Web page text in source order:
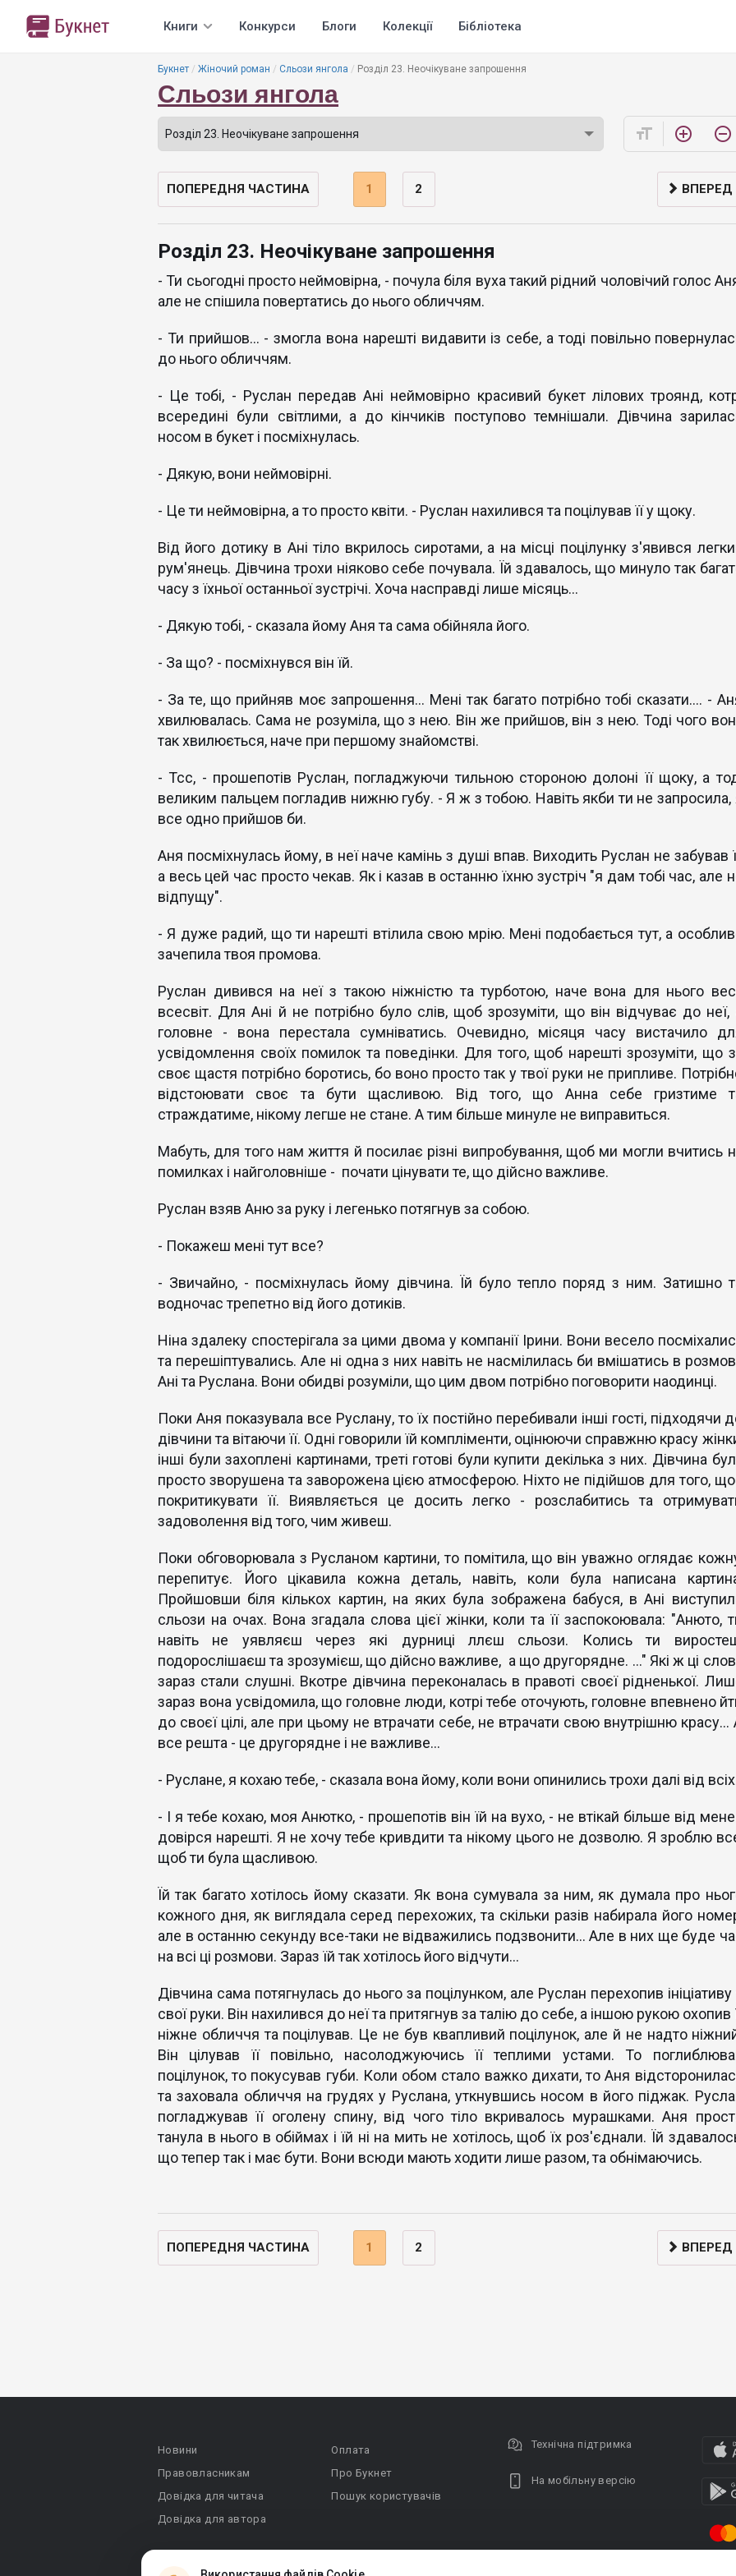
Книги Конкурси Блоги Колекції Бібліотека
Букнет Жіночий роман Сльози янгола Розділ 23. Неочікуване запрошення
Сльози янгола
format_size add_circle_outline remove_circle_outline
ПОПЕРЕДНЯ ЧАСТИНА 1 2 ВПЕРЕД
Розділ 23. Неочікуване запрошення
- Ти сьогодні просто неймовірна, - почула біля вуха такий рідний чоловічий голос
але не спішила повертатись до нього обличчям.
- Ти прийшов... - змогла вона нарешті видавити із себе, а тоді повільно
до нього обличчям.
- Це тобі, - Руслан передав Ані неймовірно красивий букет лілових троянд,
всередині були світлими, а до кінчиків поступово темнішали. Дівчина
носом в букет і посміхнулась.
- Дякую, вони неймовірні.
- Це ти неймовірна, а то просто квіти. - Руслан нахилився та поцілував її у щоку.
Від його дотику в Ані тіло вкрилось сиротами, а на місці поцілунку з'явився
рум'янець. Дівчина трохи ніяково себе почувала. Їй здавалось, що минуло так
часу з їхньої останньої зустрічі. Хоча насправді лише місяць...
- Дякую тобі, - сказала йому Аня та сама обійняла його.
- За що? - посміхнувся він їй.
- За те, що прийняв моє запрошення... Мені так багато потрібно тобі сказати.... -
хвилювалась. Сама не розуміла, що з нею. Він же прийшов, він з нею. Тоді чого
так хвилюється, наче при першому знайомстві.
- Тсс, - прошепотів Руслан, погладжуючи тильною стороною долоні її щоку, а
великим пальцем погладив нижню губу. - Я ж з тобою. Навіть якби ти не запросила,
все одно прийшов би.
Аня посміхнулась йому, в неї наче камінь з душі впав. Виходить Руслан не забував
а весь цей час просто чекав. Як і казав в останню їхню зустріч "я дам тобі час, але
відпущу".
- Я дуже радий, що ти нарешті втілила свою мрію. Мені подобається тут, а
зачепила твоя промова.
Руслан дивився на неї з такою ніжністю та турботою, наче вона для нього
всесвіт. Для Ані й не потрібно було слів, щоб зрозуміти, що він відчуває до неї,
головне - вона перестала сумніватись. Очевидно, місяця часу вистачило
усвідомлення своїх помилок та поведінки. Для того, щоб нарешті зрозуміти, що
своє щастя потрібно боротись, бо воно просто так у твої руки не припливе.
відстоювати своє та бути щасливою. Від того, що Анна себе гризтиме
страждатиме, нікому легше не стане. А тим більше минуле не виправиться.
Мабуть, для того нам життя й посилає різні випробування, щоб ми могли вчитись
помилках і найголовніше - почати цінувати те, що дійсно важливе.
Руслан взяв Аню за руку і легенько потягнув за собою.
- Покажеш мені тут все?
- Звичайно, - посміхнулась йому дівчина. Їй було тепло поряд з ним. Затишно
водночас трепетно від його дотиків.
Ніна здалеку спостерігала за цими двома у компанії Ірини. Вони весело
та перешіптувались. Але ні одна з них навіть не насмілилась би вмішатись в
Ані та Руслана. Вони обидві розуміли, що цим двом потрібно поговорити наодинці.
Поки Аня показувала все Руслану, то їх постійно перебивали інші гості, підходячи
дівчини та вітаючи її. Одні говорили їй компліменти, оцінюючи справжню красу
інші були захоплені картинами, треті готові були купити декілька з них. Дівчина
просто зворушена та заворожена цією атмосферою. Ніхто не підійшов для того,
покритикувати її. Виявляється це досить легко - розслабитись та
задоволення від того, чим живеш.
Поки обговорювала з Русланом картини, то помітила, що він уважно оглядає
перепитує. Його цікавила кожна деталь, навіть, коли була написана
Пройшовши біля кількох картин, на яких була зображена бабуся, в Ані
сльози на очах. Вона згадала слова цієї жінки, коли та її заспокоювала: "Анюто,
навіть не уявляєш через які дурниці ллєш сльози. Колись ти
подорослішаєш та зрозумієш, що дійсно важливе, а що другорядне. ..." Які ж ці
зараз стали слушні. Вкотре дівчина переконалась в правоті своєї рідненької.
зараз вона усвідомила, що головне люди, котрі тебе оточують, головне впевнено
до своєї цілі, але при цьому не втрачати себе, не втрачати свою внутрішню красу...
все решта - це другорядне і не важливе...
- Руслане, я кохаю тебе, - сказала вона йому, коли вони опинились трохи далі від
- І я тебе кохаю, моя Анютко, - прошепотів він їй на вухо, - не втікай більше від мене
довірся нарешті. Я не хочу тебе кривдити та нікому цього не дозволю. Я зроблю
щоб ти була щасливою.
Їй так багато хотілось йому сказати. Як вона сумувала за ним, як думала про
кожного дня, як виглядала серед перехожих, та скільки разів набирала його
але в останню секунду все-таки не відважились подзвонити... Але в них ще буде
на всі ці розмови. Зараз їй так хотілось його відчути...
Дівчина сама потягнулась до нього за поцілунком, але Руслан перехопив ініціативу
свої руки. Він нахилився до неї та притягнув за талію до себе, а іншою рукою охопив
ніжне обличчя та поцілував. Це не був квапливий поцілунок, але й не надто
Він цілував її повільно, насолоджуючись її теплими устами. То
поцілунок, то покусував губи. Коли обом стало важко дихати, то Аня
та заховала обличчя на грудях у Руслана, уткнувшись носом в його піджак.
погладжував її оголену спину, від чого тіло вкривалось мурашками. Аня
танула в нього в обіймах і їй ні на мить не хотілось, щоб їх роз'єднали. Їй
що тепер так і має бути. Вони всюди мають ходити лише разом, та обнімаючись.
ПОПЕРЕДНЯ ЧАСТИНА 1 2 ВПЕРЕД
Новини
Правовласникам
Довідка для читача
Довідка для автора
Оплата
Про Букнет
Пошук користувачів
Технічна підтримка
На мобільну версію